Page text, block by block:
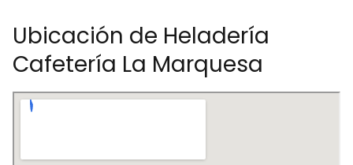
Ubicación de Heladería
Cafetería La Marquesa